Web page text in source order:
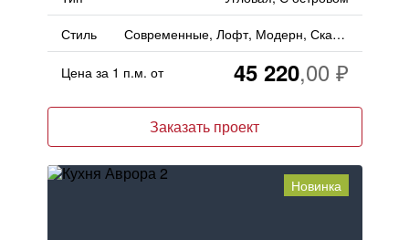
Стиль
Современные, Лофт, Модерн, Скандинавский
Цена за 1 п.м. от 45 220
Заказать проект
Новинка